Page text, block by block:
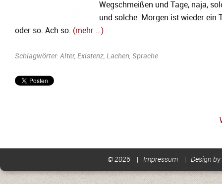
Wegschmeißen und Tage, naja,
und solche. Morgen ist wieder ein
oder so. Ach so. (mehr …)
Schlagwörter: Alter, Existenz, Lachen, Sprache
© 2026 Impressum Design